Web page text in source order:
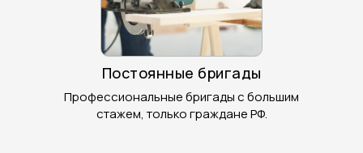
Профессиональные бригады с большим
стажем, только граждане РФ.
Постоянные бригады